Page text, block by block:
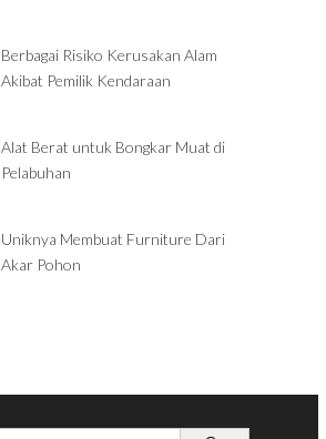
Berbagai Risiko Kerusakan Alam
Akibat Pemilik Kendaraan
Alat Berat untuk Bongkar Muat di
Pelabuhan
Uniknya Membuat Furniture Dari
Akar Pohon